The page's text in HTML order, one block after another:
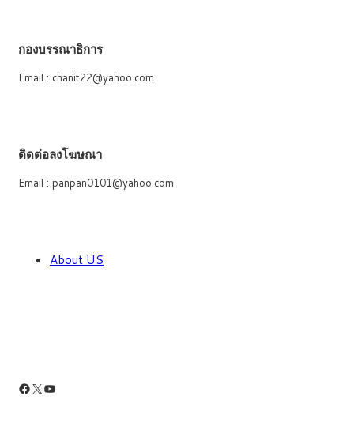
กองบรรณาธิการ
Email : chanit22@yahoo.com
ติดต่อลงโฆษณา
Email : panpan0101@yahoo.com
About US
Facebook
X YouTube